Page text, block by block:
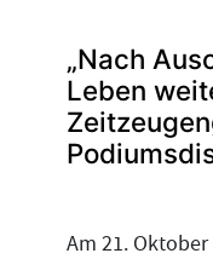
„Nach
Leben
Am 21.